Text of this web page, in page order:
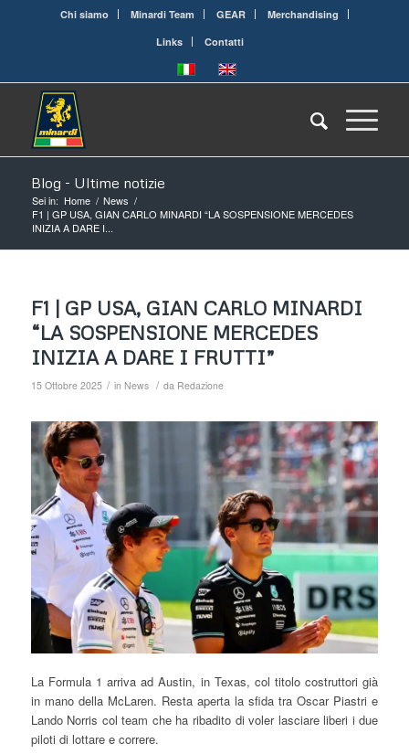
Chi siamo Minardi Team GEAR
Merchandising
Links
Contatti
Blog - Ultime notizie
Sei in: Home / News /
F1 | GP USA, GIAN CARLO MINARDI “LA SOSPENSIONE MERCEDES
INIZIA A DARE I...
F1 | GP USA, GIAN CARLO MINARDI
“LA SOSPENSIONE MERCEDES
INIZIA A DARE I FRUTTI”
15 Ottobre 2025 / in News / da Redazione
La Formula 1 arriva ad Austin, in Texas, col titolo costruttori già
in mano della McLaren. Resta aperta la sfida tra Oscar Piastri e
Lando Norris col team che ha ribadito di voler lasciare liberi i due
piloti di lottare e correre.